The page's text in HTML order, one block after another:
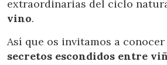
extraordinarias del ciclo
vino.
Así que os invitamos a
secretos escondidos entre